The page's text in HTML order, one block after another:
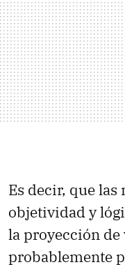
Es decir, que
objetividad y
la proyección
probablemente